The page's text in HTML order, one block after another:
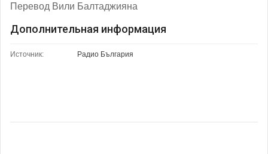
Перевод Вили Балтаджияна
Дополнительная информация
Источник: Радио България